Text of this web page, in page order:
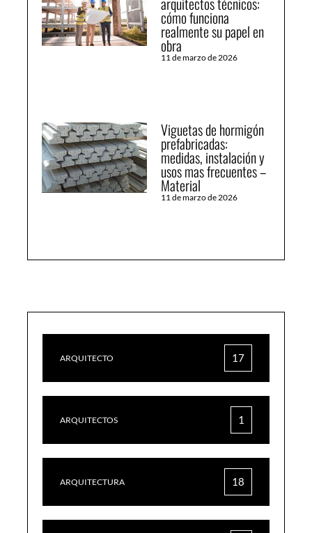
cómo funciona
realmente su papel en
obra
11 de marzo de 2026
Viguetas de hormigón
prefabricadas:
medidas, instalación y
usos mas frecuentes –
Material
11 de marzo de 2026
ARQUITECTO 17
ARQUITECTOS 1
ARQUITECTURA 18